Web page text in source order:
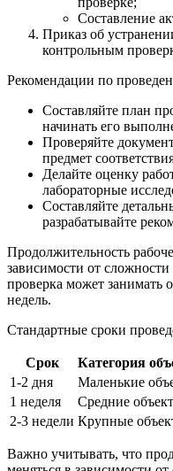
Составление
Приказ об
контрольным
Рекомендации по
Составляйте план
начинать его
Проверяйте
предмет
Делайте оценку
лабораторные
Составляйте
разрабатывайте
Продолжительность
зависимости от
проверка может занимать
недель.
Стандартные сроки
Срок
Категория
1-2 дня
Маленькие
1 неделя
Средние
2-3 недели Крупные
Важно учитывать, что